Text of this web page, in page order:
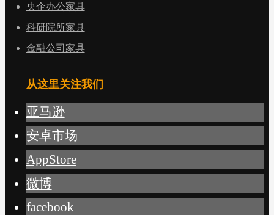
央企办公家具
科研院所家具
金融公司家具
从这里关注我们
亚马逊
安卓市场
AppStore
微博
facebook